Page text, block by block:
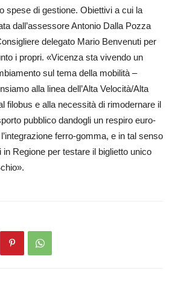
spese di gestione. Obiettivi a cui la
dall’assessore Antonio Dalla Pozza
delegato Mario Ben­ve­nu­ti per
i propri. «Vicenza sta vivendo un
sul te­ma della mobilità –
alla linea dell’Alta Velo­cità/Alta
filobus e alla necessità di rimodernare il
pubblico dandogli un respiro eu­ro­
ferro-gom­ma, e in tal senso
Regione per testare il biglietto unico